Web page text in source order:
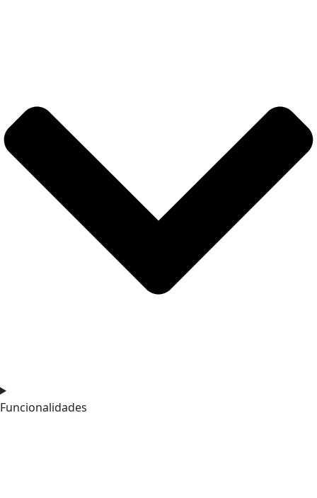
Funcionalidades